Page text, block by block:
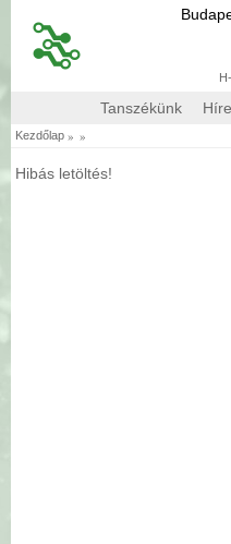
Tanszékünk
Kezdőlap » »
Hibás letöltés!